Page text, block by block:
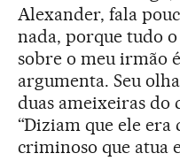
Alexander, fala
nada, porque tudo
sobre o meu irmão
argumenta. Seu
duas ameixeiras do
“Diziam que ele era
criminoso que atua